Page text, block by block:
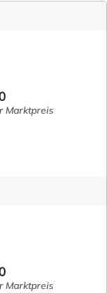
Marktpreis
Marktpreis